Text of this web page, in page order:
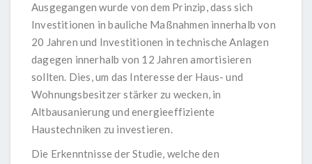
Ausgegangen wurde von dem Prinzip, dass sich
Investitionen in bauliche Maßnahmen innerhalb von
20 Jahren und Investitionen in technische Anlagen
dagegen innerhalb von 12 Jahren amortisieren
sollten. Dies, um das Interesse der Haus- und
Wohnungsbesitzer stärker zu wecken, in
Altbausanierung und energieeffiziente
Haustechniken zu investieren.
Die Erkenntnisse der Studie, welche den